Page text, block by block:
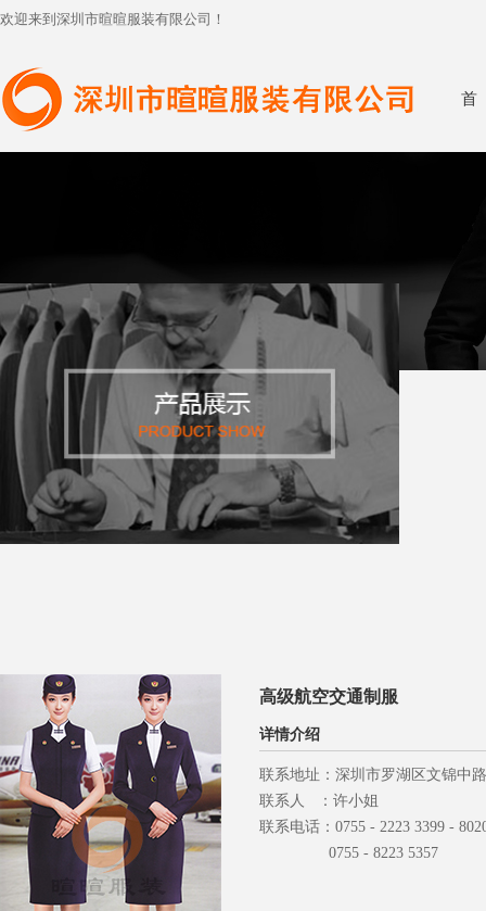
欢迎来到深圳市暄暄服装有限公司！
首
高级航空交通制服
详情介绍
联系地址：深圳市罗湖区文锦中
联系人 ：许小姐
联系电话：0755 - 2223 3399 -
0755 - 8223 5357